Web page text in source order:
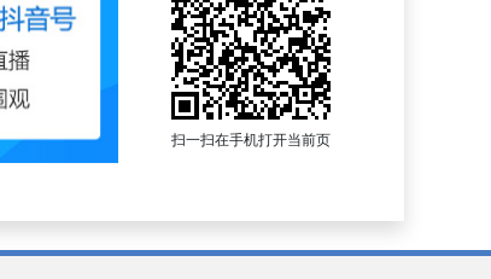
扫一扫在手机打开当前页